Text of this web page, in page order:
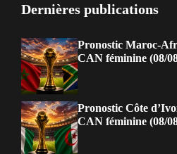
Dernières publications
Pronostic Maroc-
CAN féminine (08/
Pronostic Côte
CAN féminine (08/